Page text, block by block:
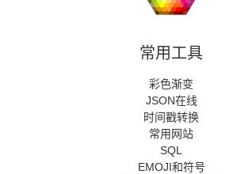
常用工具
彩色渐变
JSON在线
时间戳转换
常用网站
SQL
EMOJI和符号